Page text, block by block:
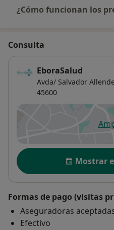
¿Cómo funcionan los
Consulta
EboraSalud
Avda/ Salvador
45600
Disponibilidad
Mostrar
Formas de pago (visitas
Aseguradoras
Efectivo